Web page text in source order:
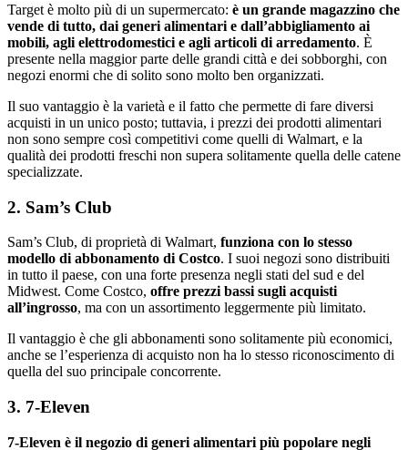
Target è molto più di un supermercato: è un grande magazzino che
vende di tutto, dai generi alimentari e dall’abbigliamento ai
mobili, agli elettrodomestici e agli articoli di arredamento. È
presente nella maggior parte delle grandi città e dei sobborghi, con
negozi enormi che di solito sono molto ben organizzati.
Il suo vantaggio è la varietà e il fatto che permette di fare diversi
acquisti in un unico posto; tuttavia, i prezzi dei prodotti alimentari
non sono sempre così competitivi come quelli di Walmart, e la
qualità dei prodotti freschi non supera solitamente quella delle catene
specializzate.
2. Sam’s Club
Sam’s Club, di proprietà di Walmart, funziona con lo stesso
modello di abbonamento di Costco. I suoi negozi sono distribuiti
in tutto il paese, con una forte presenza negli stati del sud e del
Midwest. Come Costco, offre prezzi bassi sugli acquisti
all’ingrosso, ma con un assortimento leggermente più limitato.
Il vantaggio è che gli abbonamenti sono solitamente più economici,
anche se l’esperienza di acquisto non ha lo stesso riconoscimento di
quella del suo principale concorrente.
3. 7-Eleven
7-Eleven è il negozio di generi alimentari più popolare negli